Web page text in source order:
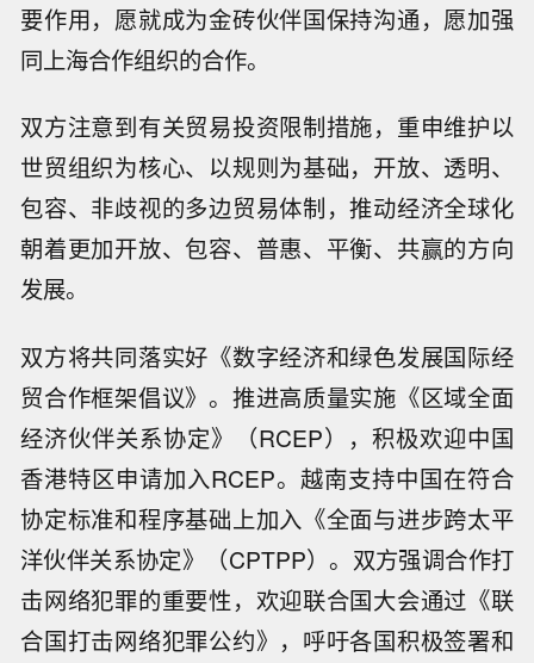
要作用，愿就成为金砖伙伴国保持沟通，愿加强
同上海合作组织的合作。
双方注意到有关贸易投资限制措施，重申维护以
世贸组织为核心、以规则为基础，开放、透明、
包容、非歧视的多边贸易体制，推动经济全球化
朝着更加开放、包容、普惠、平衡、共赢的方向
发展。
双方将共同落实好《数字经济和绿色发展国际经
贸合作框架倡议》。推进高质量实施《区域全面
经济伙伴关系协定》（RCEP），积极欢迎中国
香港特区申请加入RCEP。越南支持中国在符合
协定标准和程序基础上加入《全面与进步跨太平
洋伙伴关系协定》（CPTPP）。双方强调合作打
击网络犯罪的重要性，欢迎联合国大会通过《联
合国打击网络犯罪公约》，呼吁各国积极签署和